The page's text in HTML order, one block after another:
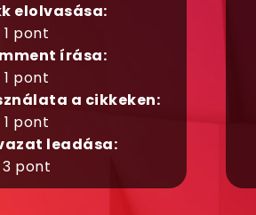
elolvasása:
1 pont
írása:
1 pont
a cikkeken:
1 pont
leadása:
3 pont